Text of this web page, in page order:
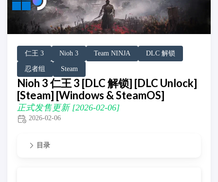
仁王 3 Nioh 3 Team NINJA DLC 解锁
DLC Unlock
DLC 补丁
DLC Patch
忍者组 Steam
Windows
SteamOS
Nioh 3 仁王 3 [DLC 解锁] [DLC Unlock]
[Steam] [Windows & SteamOS]
正式发售更新 [2026-02-06]
2026-02-06
目录